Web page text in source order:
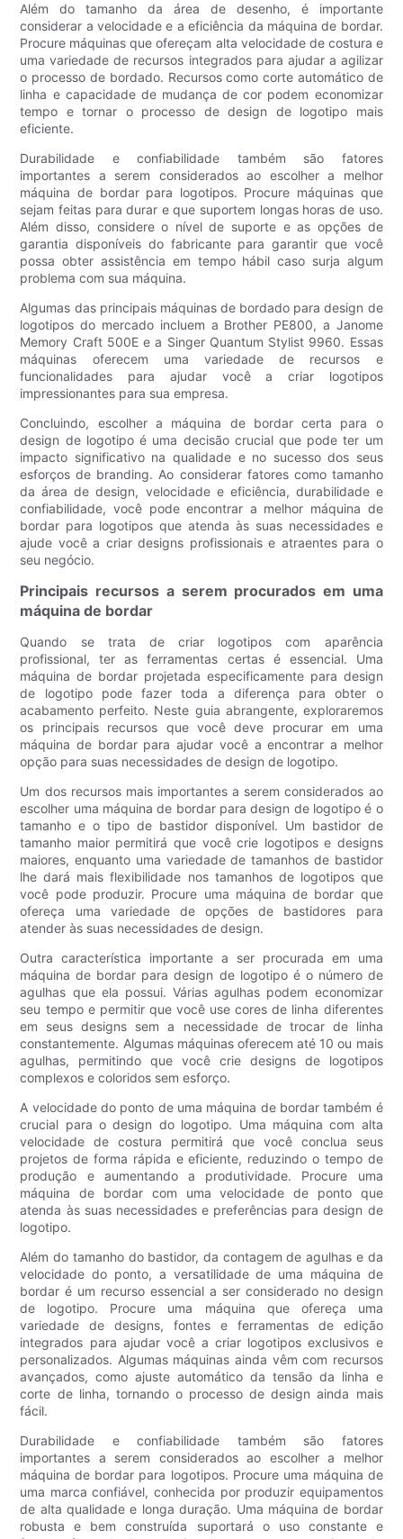
Além do tamanho da área de desenho, é importante
considerar a velocidade e a eficiência da máquina de bordar.
Procure máquinas que ofereçam alta velocidade de costura e
uma variedade de recursos integrados para ajudar a agilizar
o processo de bordado. Recursos como corte automático de
linha e capacidade de mudança de cor podem economizar
tempo e tornar o processo de design de logotipo mais
eficiente.
Durabilidade e confiabilidade também são fatores
importantes a serem considerados ao escolher a melhor
máquina de bordar para logotipos. Procure máquinas que
sejam feitas para durar e que suportem longas horas de uso.
Além disso, considere o nível de suporte e as opções de
garantia disponíveis do fabricante para garantir que você
possa obter assistência em tempo hábil caso surja algum
problema com sua máquina.
Algumas das principais máquinas de bordado para design de
logotipos do mercado incluem a Brother PE800, a Janome
Memory Craft 500E e a Singer Quantum Stylist 9960. Essas
máquinas oferecem uma variedade de recursos e
funcionalidades para ajudar você a criar logotipos
impressionantes para sua empresa.
Concluindo, escolher a máquina de bordar certa para o
design de logotipo é uma decisão crucial que pode ter um
impacto significativo na qualidade e no sucesso dos seus
esforços de branding. Ao considerar fatores como tamanho
da área de design, velocidade e eficiência, durabilidade e
confiabilidade, você pode encontrar a melhor máquina de
bordar para logotipos que atenda às suas necessidades e
ajude você a criar designs profissionais e atraentes para o
seu negócio.
Principais recursos a serem procurados em uma
máquina de bordar
Quando se trata de criar logotipos com aparência
profissional, ter as ferramentas certas é essencial. Uma
máquina de bordar projetada especificamente para design
de logotipo pode fazer toda a diferença para obter o
acabamento perfeito. Neste guia abrangente, exploraremos
os principais recursos que você deve procurar em uma
máquina de bordar para ajudar você a encontrar a melhor
opção para suas necessidades de design de logotipo.
Um dos recursos mais importantes a serem considerados ao
escolher uma máquina de bordar para design de logotipo é o
tamanho e o tipo de bastidor disponível. Um bastidor de
tamanho maior permitirá que você crie logotipos e designs
maiores, enquanto uma variedade de tamanhos de bastidor
lhe dará mais flexibilidade nos tamanhos de logotipos que
você pode produzir. Procure uma máquina de bordar que
ofereça uma variedade de opções de bastidores para
atender às suas necessidades de design.
Outra característica importante a ser procurada em uma
máquina de bordar para design de logotipo é o número de
agulhas que ela possui. Várias agulhas podem economizar
seu tempo e permitir que você use cores de linha diferentes
em seus designs sem a necessidade de trocar de linha
constantemente. Algumas máquinas oferecem até 10 ou mais
agulhas, permitindo que você crie designs de logotipos
complexos e coloridos sem esforço.
A velocidade do ponto de uma máquina de bordar também é
crucial para o design do logotipo. Uma máquina com alta
velocidade de costura permitirá que você conclua seus
projetos de forma rápida e eficiente, reduzindo o tempo de
produção e aumentando a produtividade. Procure uma
máquina de bordar com uma velocidade de ponto que
atenda às suas necessidades e preferências para design de
logotipo.
Além do tamanho do bastidor, da contagem de agulhas e da
velocidade do ponto, a versatilidade de uma máquina de
bordar é um recurso essencial a ser considerado no design
de logotipo. Procure uma máquina que ofereça uma
variedade de designs, fontes e ferramentas de edição
integrados para ajudar você a criar logotipos exclusivos e
personalizados. Algumas máquinas ainda vêm com recursos
avançados, como ajuste automático da tensão da linha e
corte de linha, tornando o processo de design ainda mais
fácil.
Durabilidade e confiabilidade também são fatores
importantes a serem considerados ao escolher a melhor
máquina de bordar para logotipos. Procure uma máquina de
uma marca confiável, conhecida por produzir equipamentos
de alta qualidade e longa duração. Uma máquina de bordar
robusta e bem construída suportará o uso constante e